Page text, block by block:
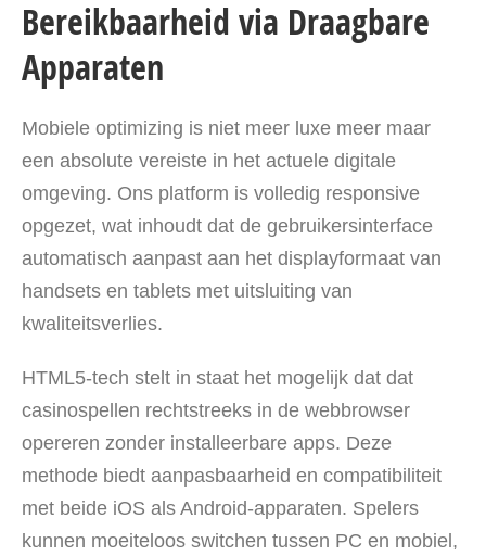
Bereikbaarheid via Draagbare
Apparaten
Mobiele optimizing is niet meer luxe meer maar
een absolute vereiste in het actuele digitale
omgeving. Ons platform is volledig responsive
opgezet, wat inhoudt dat de gebruikersinterface
automatisch aanpast aan het displayformaat van
handsets en tablets met uitsluiting van
kwaliteitsverlies.
HTML5-tech stelt in staat het mogelijk dat dat
casinospellen rechtstreeks in de webbrowser
opereren zonder installeerbare apps. Deze
methode biedt aanpasbaarheid en compatibiliteit
met beide iOS als Android-apparaten. Spelers
kunnen moeiteloos switchen tussen PC en mobiel,